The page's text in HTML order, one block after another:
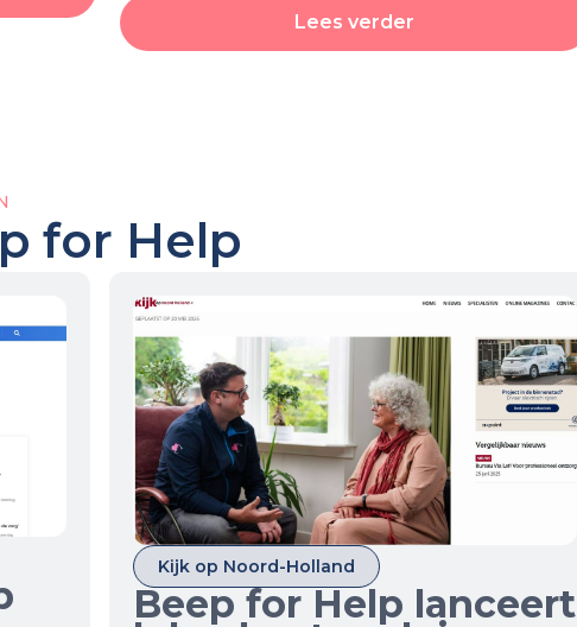
Lees verder
for Help
Kijk op Noord-Holland
Beep for Help lanceert